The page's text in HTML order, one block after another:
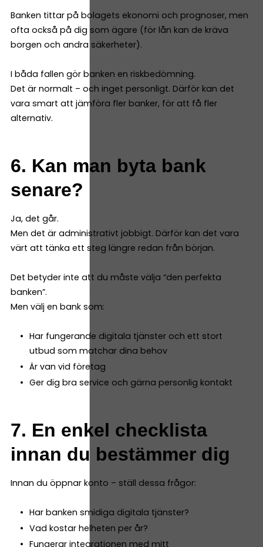
Banken tittar på bolagets ekonomi och prognoser, men
ofta också på dig som ägare (för lån kan de kräva
borgen och andra säkerheter).
I båda fallen gör banken en riskbedömning.
Det är normalt – och inget personligt. Därför kan det
vara smart att jämföra fler banker, för att få fler
alternativ.
6. Kan man byta bank
senare?
Ja, det går.
Men det är administrativt jobbigt. Därför kan det vara
värt att tänka ett steg längre redan från början.
Det betyder inte att du måste välja “den perfekta
banken”.
Men välj en bank som:
Har fungerande digitala tjänster och ett stort
utbud som matchar dina behov
Är van vid företag
Ger dig bra service och gärna personlig kontakt
7. En enkel checklista
innan du bestämmer dig
Innan du öppnar konto – ställ dessa frågor:
Har banken smidiga digitala tjänster?
Vad kostar helheten per år?
Fungerar integrationen med mitt